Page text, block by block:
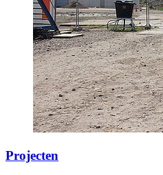
Projecten